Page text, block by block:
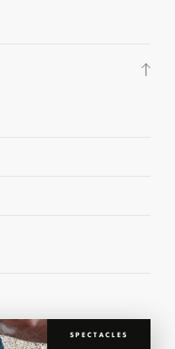
SPECTACLES